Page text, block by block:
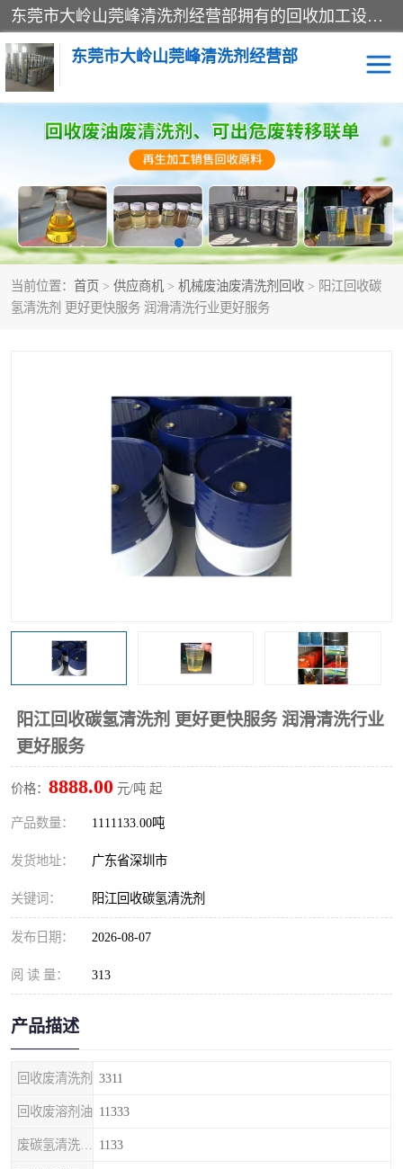
东莞市大岭山莞峰清洗剂经营部拥有的回收加工设备，大量废油回收、废清洗剂回收、废溶剂油回收、机械废油废清洗剂回收、废碳氢回收、碳氢液压油回收、碳氢二氯回收等废清洗剂处理；我们只是提供废旧化工原料的循环使用存放点，执行正规的存放，有正规的回收资质处理。同时我们公司批发零售回收级清洗剂，脱模油再生基础油，质量保证。
东莞市大岭山莞峰清洗剂经营部
当前位置： 首页 > 供应商机 > 机械废油废清洗剂回收 > 阳江回收碳
氢清洗剂 更好更快服务 润滑清洗行业更好服务
阳江回收碳氢清洗剂 更好更快服务 润滑清洗行业
更好服务
价格： 8888.00 元/吨 起
产品数量： 1111133.00吨
发货地址： 广东省深圳市
关键词： 阳江回收碳氢清洗剂
发布日期： 2026-08-07
阅 读 量： 313
产品描述
回收废清洗剂 3311
回收废溶剂油 11333
1133
废清洗剂回收
废溶剂油回收 机械废油废清洗剂回收
废碳氢回收 碳氢液压油回收
碳氢二氯回收 回收废三四氯乙烯
回收废清洗剂 上门回收废清洗剂